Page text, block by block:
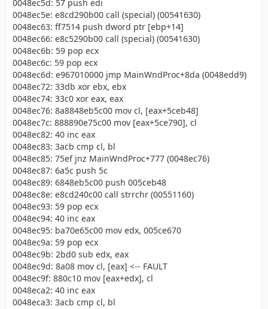
0048ec5d: 57 push edi
0048ec5e: e8cd290b00 call (special) (00541630)
0048ec63: ff7514 push dword ptr [ebp+14]
0048ec66: e8c5290b00 call (special) (00541630)
0048ec6b: 59 pop ecx
0048ec6c: 59 pop ecx
0048ec6d: e967010000 jmp MainWndProc+8da (0048edd9)
0048ec72: 33db xor ebx, ebx
0048ec74: 33c0 xor eax, eax
0048ec76: 8a8848eb5c00 mov cl, [eax+5ceb48]
0048ec7c: 888890e75c00 mov [eax+5ce790], cl
0048ec82: 40 inc eax
0048ec83: 3acb cmp cl, bl
0048ec85: 75ef jnz MainWndProc+777 (0048ec76)
0048ec87: 6a5c push 5c
0048ec89: 6848eb5c00 push 005ceb48
0048ec8e: e8cd240c00 call strrchr (00551160)
0048ec93: 59 pop ecx
0048ec94: 40 inc eax
0048ec95: ba70e65c00 mov edx, 005ce670
0048ec9a: 59 pop ecx
0048ec9b: 2bd0 sub edx, eax
0048ec9d: 8a08 mov cl, [eax] <-- FAULT
0048ec9f: 880c10 mov [eax+edx], cl
0048eca2: 40 inc eax
0048eca3: 3acb cmp cl, bl